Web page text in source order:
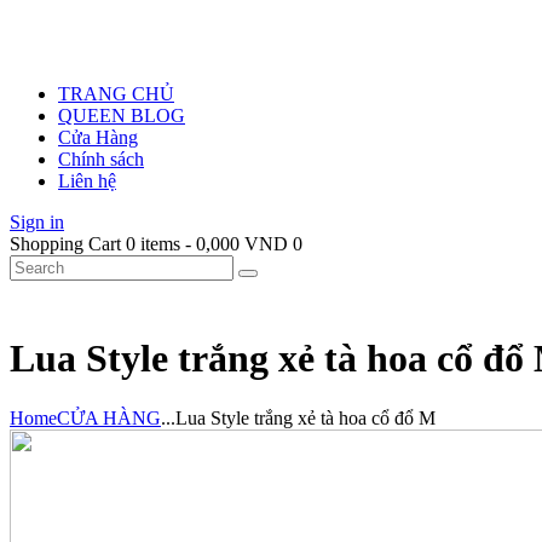
TRANG CHỦ
QUEEN BLOG
Cửa Hàng
Chính sách
Liên hệ
Sign in
Shopping Cart 0 items - 0,000 VND 0
Lua Style trắng xẻ tà hoa cổ đổ
HomeCỬA HÀNG...Lua Style trắng xẻ tà hoa cổ đổ M